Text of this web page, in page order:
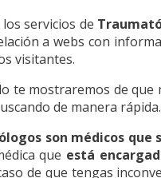
servicios de
a webs con
visitantes.
te mostraremos de que
de manera
son médicos
que está
de que tengas